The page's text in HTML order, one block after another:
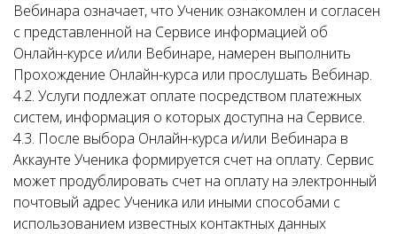
Вебинара означает, что Ученик ознакомлен и согласен
с представленной на Сервисе информацией об
Онлайн-курсе и/или Вебинаре, намерен выполнить
Прохождение Онлайн-курса или прослушать Вебинар.
4.2. Услуги подлежат оплате посредством платежных
систем, информация о которых доступна на Сервисе.
4.3. После выбора Онлайн-курса и/или Вебинара в
Аккаунте Ученика формируется счет на оплату. Сервис
может продублировать счет на оплату на электронный
почтовый адрес Ученика или иными способами с
использованием известных контактных данных